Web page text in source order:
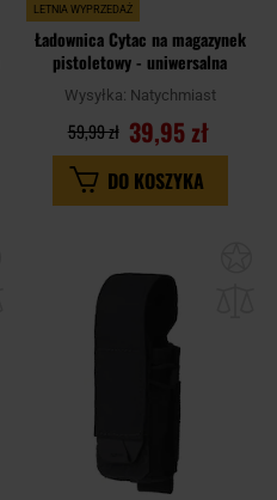
LETNIA WYPRZEDAŻ
Ładownica Cytac na magazynek
pistoletowy - uniwersalna
Wysyłka: Natychmiast
39,95 zł
59,99 zł
DO KOSZYKA